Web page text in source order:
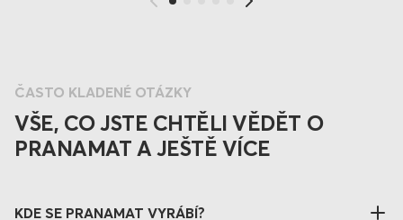
ČASTO KLADENÉ OTÁZKY
VŠE, CO JSTE CHTĚLI VĚDĚT O
PRANAMAT A JEŠTĚ VÍCE
KDE SE PRANAMAT VYRÁBÍ?